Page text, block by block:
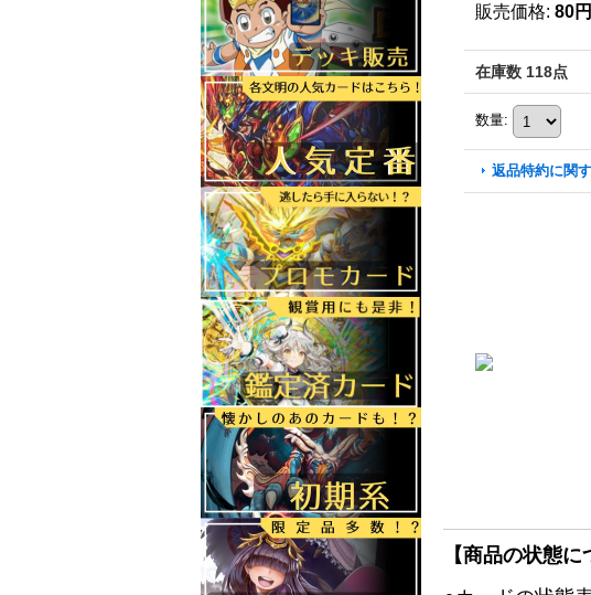
販売価格: 80円
在庫数 118点
数量:
返品特約に関
【商品の状態に